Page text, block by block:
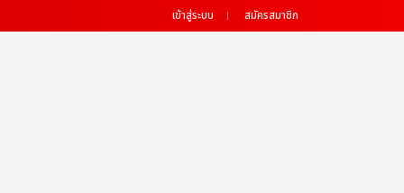
เข้าสู่ระบบ สมัครสมาชิก